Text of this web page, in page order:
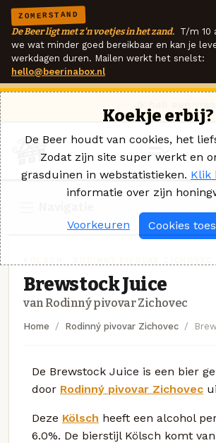
ZOMERSTAND
De Beer ligt met z'n voetjes in het zand. T/m 10
we wat minder goed bereikbaar en kan je
werkdagen duren. Mailen werkt het snelst:
hello@beerinabox.nl
Brewstock Juice
van Rodinný pivovar Zichovec
Home Rodinný pivovar Zichovec
De Brewstock Juice is een bier
door Rodinný pivovar Zichovec
Deze Kölsch heeft een alcohol
6.0%. De bierstijl Kölsch komt
Koekje erbij?
De Beer houdt van cookies, het
Zodat zijn site super werkt en
grasduinen in webstatistieken. Klik
informatie over zijn
Voorkeuren Cookies